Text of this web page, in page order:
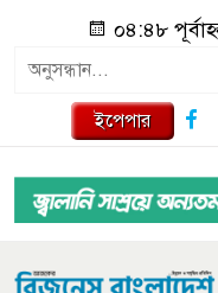
০৪:৪৮
ইপেপার